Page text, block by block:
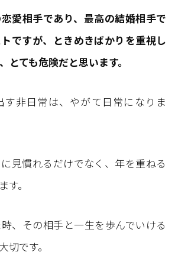
愛相手であり、最高の結婚相手で
ですが、ときめきばかりを重視し
とても危険だと思います。
す非日常は、やがて日常になりま
見慣れるだけでなく、年を重ねる
す。
、その相手と一生を歩んでいける
切です。